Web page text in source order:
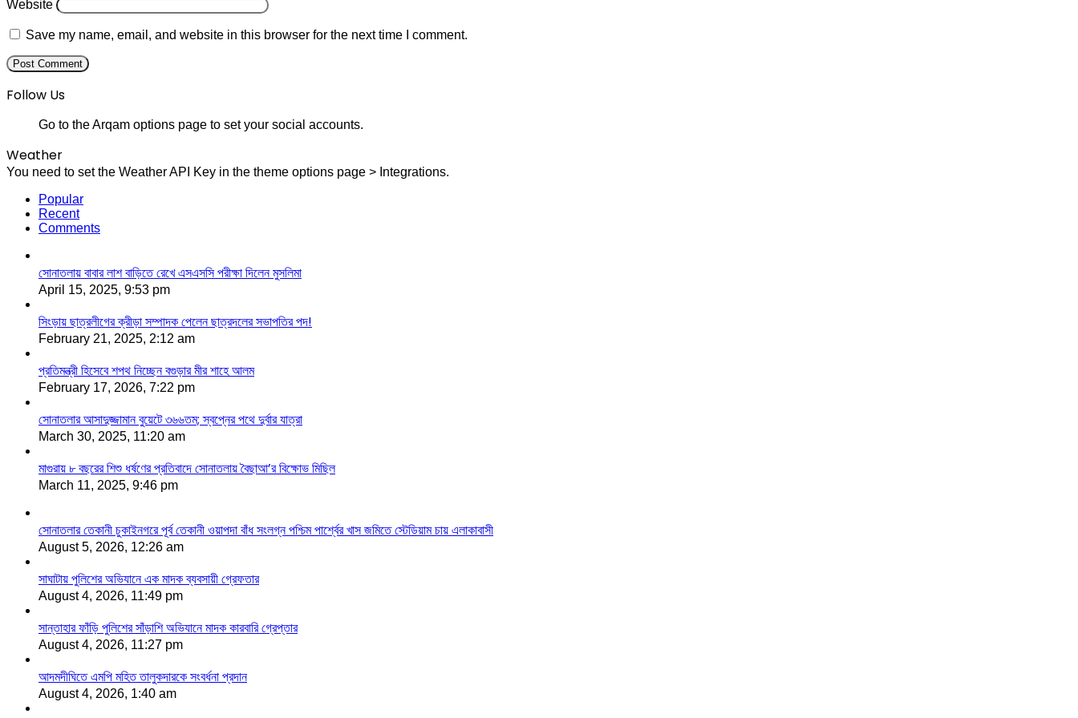
Website
Save my name, email, and website in this browser for the next time I comment.
Follow Us
Go to the Arqam options page to set your social accounts.
Weather
You need to set the Weather API Key in the theme options page > Integrations.
Popular
Recent
Comments
সোনাতলায় বাবার লাশ বাড়িতে রেখে এসএসসি পরীক্ষা দিলেন মুসলিমা
April 15, 2025, 9:53 pm
সিংড়ায় ছাত্রলীগের ক্রীড়া সম্পাদক পেলেন ছাত্রদলের সভাপতির পদ!
February 21, 2025, 2:12 am
প্রতিমন্ত্রী হিসেবে শপথ নিচ্ছেন বগুড়ার মীর শাহে আলম
February 17, 2026, 7:22 pm
সোনাতলার আসাদুজ্জামান বুয়েটে ৩৬৬তম; স্বপ্নের পথে দুর্বার যাত্রা
March 30, 2025, 11:20 am
মাগুরায় ৮ বছরের শিশু ধর্ষণের প্রতিবাদে সোনাতলায় বৈছাআ’র বিক্ষোভ মিছিল
March 11, 2025, 9:46 pm
সোনাতলার তেকানী চুকাইনগরে পূর্ব তেকানী ওয়াপদা বাঁধ সংলগ্ন পশ্চিম পার্শ্বের খাস জমিতে স্টেডিয়াম চায় এলাকাবাসী
August 5, 2026, 12:26 am
সাঘাটায় পুলিশের অভিযানে এক মাদক ব্যবসায়ী গ্রেফতার
August 4, 2026, 11:49 pm
সান্তাহার ফাঁড়ি পুলিশের সাঁড়াশি অভিযানে মাদক কারবারি গ্রেপ্তার
August 4, 2026, 11:27 pm
আদমদীঘিতে এমপি মহিত তালুকদারকে সংবর্ধনা প্রদান
August 4, 2026, 1:40 am